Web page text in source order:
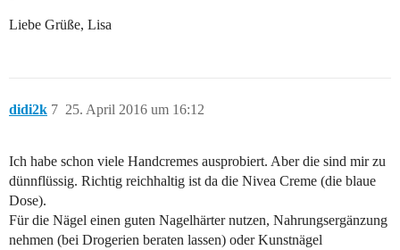
Liebe Grüße, Lisa
didi2k 25. April 2016 um 16:12
7
Ich habe schon viele Handcremes ausprobiert. Aber die sind mir zu
dünnflüssig. Richtig reichhaltig ist da die Nivea Creme (die blaue
Dose).
Für die Nägel einen guten Nagelhärter nutzen, Nahrungsergänzung
nehmen (bei Drogerien beraten lassen) oder Kunstnägel